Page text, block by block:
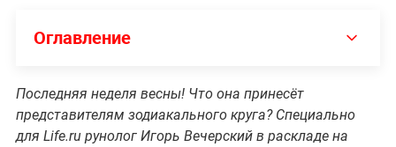
Оглавление
Последняя неделя весны! Что она принесёт
представителям зодиакального круга? Специально
для Life.ru рунолог Игорь Вечерский в раскладе на